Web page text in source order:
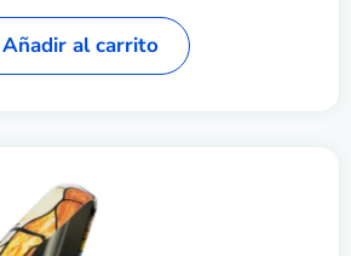
Añadir al carrito